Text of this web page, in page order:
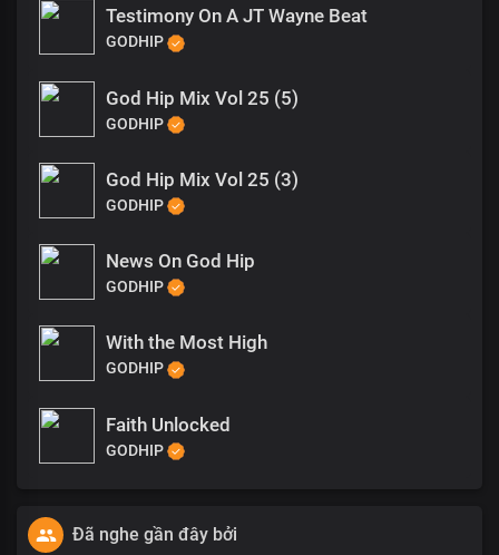
Testimony On A JT Wayne Beat
GODHIP
God Hip Mix Vol 25 (5)
GODHIP
God Hip Mix Vol 25 (3)
GODHIP
News On God Hip
GODHIP
With the Most High
GODHIP
Faith Unlocked
GODHIP
Đã nghe gần đây bởi